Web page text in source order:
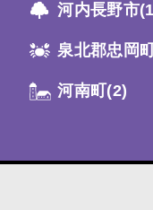
河内長野市
泉北郡忠岡町
河南町 (2)